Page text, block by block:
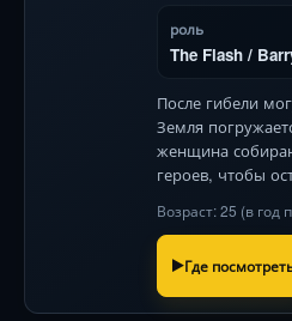
роль
The Flash /
После гибели
Земля
женщина
героев, чтобы
уничтожить
Возраст: 25 (в год
Где